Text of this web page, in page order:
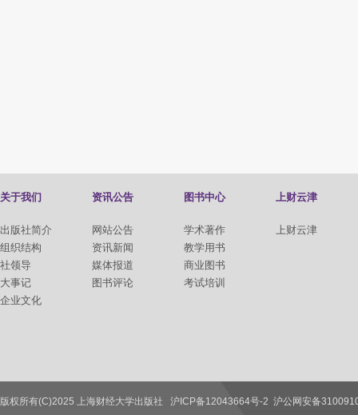
关于我们
出版社简介
组织结构
社领导
大事记
企业文化
资讯公告
网站公告
资讯新闻
媒体报道
图书评论
图书中心
学术著作
教学用书
商业图书
考试培训
上财云津
上财云津
联系我们
版权所有(C)2025 上海财经大学出版社 沪ICP备12043664号-2 沪公网安备